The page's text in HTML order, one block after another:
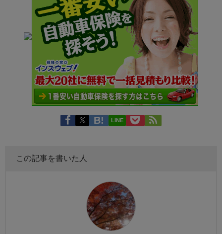
LINE
この記事を書いた人